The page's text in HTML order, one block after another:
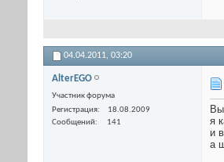
04.04.2011, 03:20
AlterEGO
Участник форума
Регистрация
18.08.2009
Сообщений
141
я
и
а